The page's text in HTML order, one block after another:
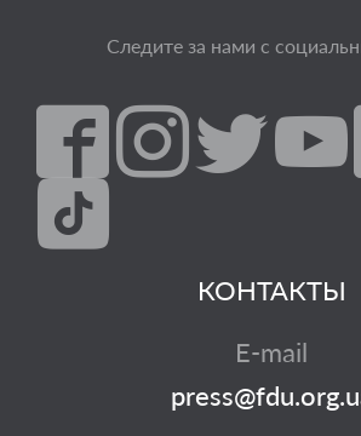
Следите за нами с
КОНТАКТЫ
E-mail